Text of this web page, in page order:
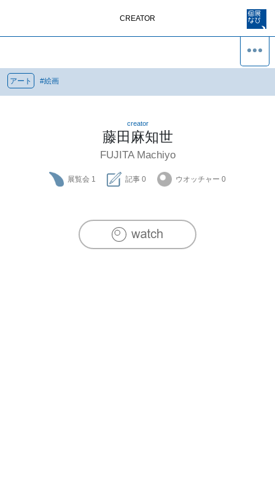
CREATOR
アート #絵画
creator
藤田麻知世
FUJITA Machiyo
展覧会 1 記事 0 ウオッチャー 0